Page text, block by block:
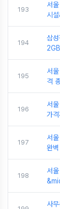
193
서
시
194
삼
195
서
격
196
서
가
197
서
완
198
서
사